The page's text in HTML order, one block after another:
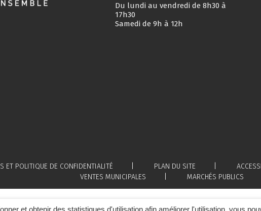
et obtenir des statistiques d'utilisation afin améliorer l'utilisation, vous
Du lundi au vendredi de 8h30 à
17h30
Samedi de 9h à 12h
ET POLITIQUE DE CONFIDENTIALITÉ PLAN DU SITE
VENTES MUNICIPALES
MARCHÉS PUBLICS